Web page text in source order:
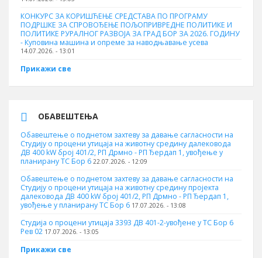
КОНКУРС ЗА КОРИШЋЕЊЕ СРЕДСТАВА ПО ПРОГРАМУ
ПОДРШКЕ ЗА СПРОВОЂЕЊЕ ПОЉОПРИВРЕДНЕ ПОЛИТИКЕ И
ПОЛИТИКЕ РУРАЛНОГ РАЗВОЈА ЗА ГРАД БОР ЗА 2026. ГОДИНУ
- Куповина машина и опреме за наводњавање усева
14.07.2026. - 13:01
Прикажи све
ОБАВЕШТЕЊА
Обавештење о поднетом захтеву за давање сагласности на
Студију о процени утицаја на животну средину далековода
ДВ 400 kW број 401/2, РП Дрмно - РП Ђердап 1, увођење у
планирану ТС Бор 6 22.07.2026. - 12:09
Обавештење о поднетом захтеву за давање сагласности на
Студију о процени утицаја на животну средину пројекта
далековода ДВ 400 kW број 401/2, РП Дрмно - РП Ђердап 1,
увођење у планирану ТС Бор 6 17.07.2026. - 13:08
Студија о процени утицаја 3393 ДВ 401-2-увођене у ТС Бор 6
Рев 02 17.07.2026. - 13:05
Прикажи све